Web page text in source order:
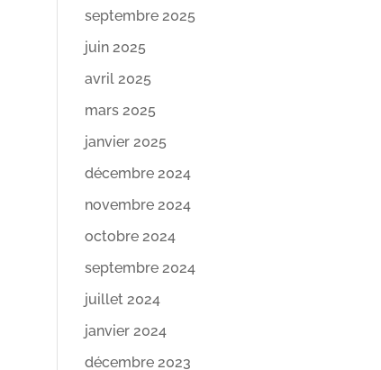
septembre 2025
juin 2025
avril 2025
mars 2025
janvier 2025
décembre 2024
novembre 2024
octobre 2024
septembre 2024
juillet 2024
janvier 2024
décembre 2023